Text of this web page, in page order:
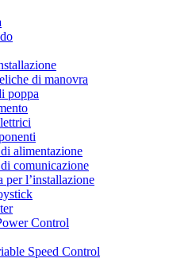
di manovra
poppa
alimentazione
comunicazione
per l’installazione
Control
Speed Control